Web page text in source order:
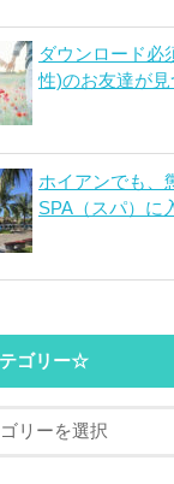
ダウンロード必
性)のお友達が
ホイアンでも、
SPA（スパ）に
ゴリー☆